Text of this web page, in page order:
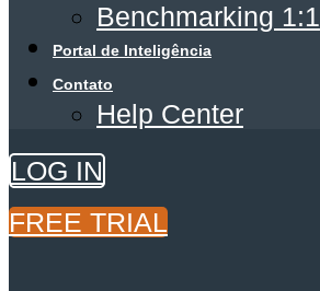
Benchmarking 1:1
Portal de Inteligência
Contato
Help Center
LOG IN
FREE TRIAL